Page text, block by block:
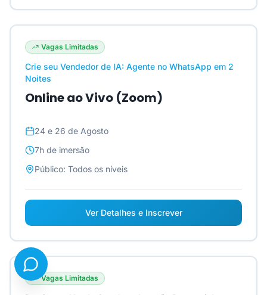
Vagas Limitadas
Crie seu Vendedor de IA: Agente no WhatsApp em 2
Noites
Online ao Vivo (Zoom)
24 e 26 de Agosto
7h de imersão
Público: Todos os níveis
Ver Detalhes e Inscrever
Vagas Limitadas